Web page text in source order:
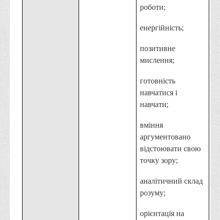
Перелік спеціальностей, освітніх програм
Розклади проведення вступних випробувань та співбесід
Розмір плати за надання освітніх послуг на 2026-2027 н.р.
роботи;
енергійність;
позитивне
мислення;
готовність
навчатися і
навчати;
вміння
аргументовано
відстоювати свою
точку зору;
аналітичний склад
розуму;
орієнтація на